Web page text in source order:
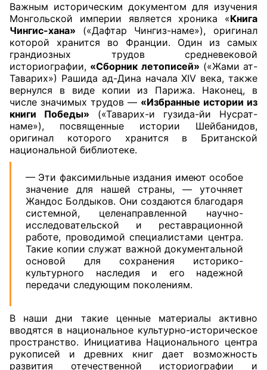
Важным историческим документом для изучения
Монгольской империи является хроника «Книга
Чингис-хана» («Дафтар Чингиз-наме»), оригинал
которой хранится во Франции. Один из самых
грандиозных трудов средневековой
историографии, «Сборник летописей» («Жами ат-
Таварих») Рашида ад-Дина начала XIV века, также
вернулся в виде копии из Парижа. Наконец, в
числе значимых трудов — «Избранные истории из
книги Победы» («Таварих-и гузида-йи Нусрат-
наме»), посвященные истории Шейбанидов,
оригинал которого хранится в Британской
национальной библиотеке.
— Эти факсимильные издания имеют особое
значение для нашей страны, — уточняет
Жандос Болдыков. Они создаются благодаря
системной, целенаправленной научно-
исследовательской и реставрационной
работе, проводимой специалистами центра.
Такие копии служат важной документальной
основой для сохранения историко-
культурного наследия и его надежной
передачи следующим поколениям.
В наши дни такие ценные материалы активно
вводятся в национальное культурно-историческое
пространство. Инициатива Национального центра
рукописей и древних книг дает возможность
развития отечественной историографии и